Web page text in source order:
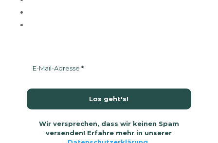
Wir versprechen, dass wir keinen Spam
versenden! Erfahre mehr in unserer